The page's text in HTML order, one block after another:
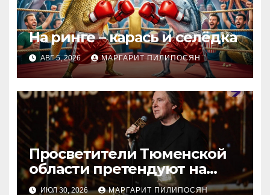
На ринге – карась и селёдка
АВГ 5, 2026 МАРГАРИТ ПИЛИПОСЯН
Просветители Тюменской
области претендуют на
награду Знание.Премия
ИЮЛ 30, 2026 МАРГАРИТ ПИЛИПОСЯН